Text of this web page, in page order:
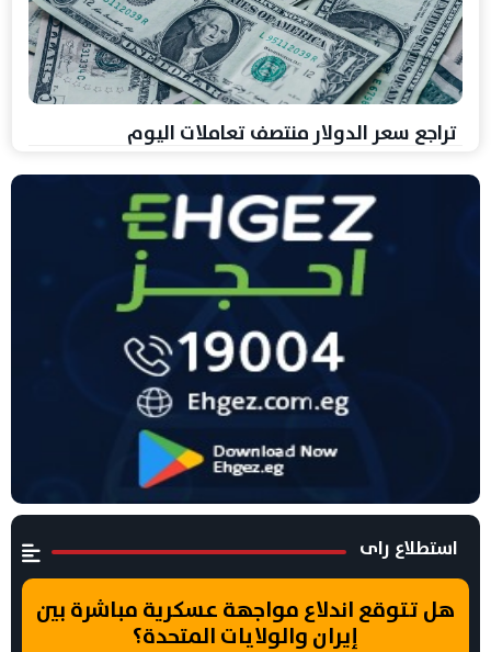
تراجع سعر الدولار منتصف تعاملات اليوم
استطلاع راى
هل تتوقع اندلاع مواجهة عسكرية مباشرة بين
إيران والولايات المتحدة؟